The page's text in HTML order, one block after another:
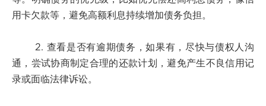
用卡欠款等，避免高额利息持续增加债务负担。
2. 查看是否有逾期债务，如果有，尽快与债权人沟
通，尝试协商制定合理的还款计划，避免产生不良信用记
录或面临法律诉讼。